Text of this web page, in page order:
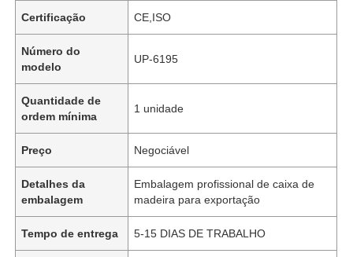
Certificação CE,ISO
Número do
modelo
UP-6195
Quantidade de
ordem mínima
1 unidade
Preço Negociável
Detalhes da
embalagem
Embalagem profissional de caixa de
madeira para exportação
Tempo de entrega 5-15 DIAS DE TRABALHO